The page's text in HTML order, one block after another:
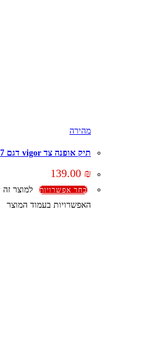
מהירה
תיק אופנה צד vigor דגם 1147
139.00 ₪
בחר אפשרויות
למוצר
האפשרויות בעמוד המוצר